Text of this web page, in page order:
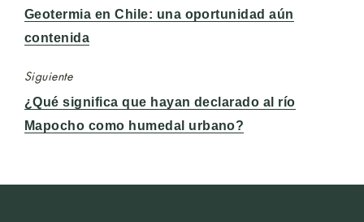
anterior:
Geotermia en Chile: una oportunidad aún
contenida
Siguiente
Entrada
siguiente:
¿Qué significa que hayan declarado al río
Mapocho como humedal urbano?